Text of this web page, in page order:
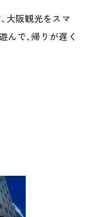
大阪観光をスマ
んで、帰りが遅く